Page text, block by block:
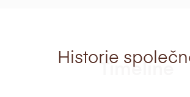
Historie
Timeline